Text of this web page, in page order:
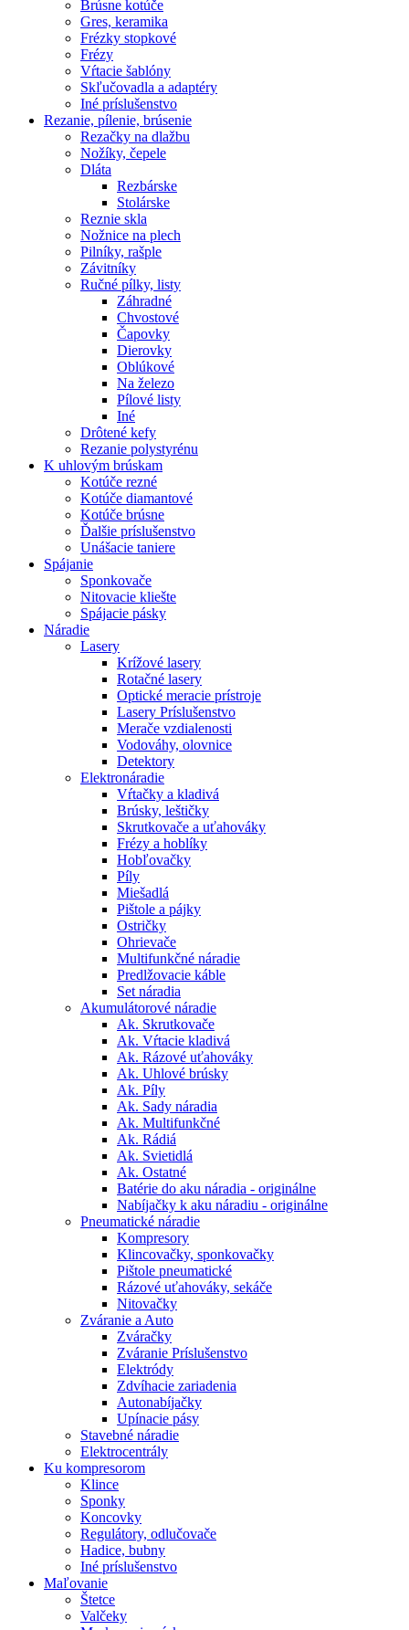
Brúsne kotúče
Gres, keramika
Frézky stopkové
Frézy
Vŕtacie šablóny
Skľučovadla a adaptéry
Iné príslušenstvo
Rezanie, pílenie, brúsenie
Rezačky na dlažbu
Nožíky, čepele
Dláta
Rezbárske
Stolárske
Reznie skla
Nožnice na plech
Pilníky, rašple
Závitníky
Ručné pílky, listy
Záhradné
Chvostové
Čapovky
Dierovky
Oblúkové
Na železo
Pílové listy
Iné
Drôtené kefy
Rezanie polystyrénu
K uhlovým brúskam
Kotúče rezné
Kotúče diamantové
Kotúče brúsne
Ďalšie príslušenstvo
Unášacie taniere
Spájanie
Sponkovače
Nitovacie kliešte
Spájacie pásky
Náradie
Lasery
Krížové lasery
Rotačné lasery
Optické meracie prístroje
Lasery Príslušenstvo
Merače vzdialenosti
Vodováhy, olovnice
Detektory
Elektronáradie
Vŕtačky a kladivá
Brúsky, leštičky
Skrutkovače a uťahováky
Frézy a hoblíky
Hobľovačky
Píly
Miešadlá
Pištole a pájky
Ostričky
Ohrievače
Multifunkčné náradie
Predlžovacie káble
Set náradia
Akumulátorové náradie
Ak. Skrutkovače
Ak. Vŕtacie kladivá
Ak. Rázové uťahováky
Ak. Uhlové brúsky
Ak. Píly
Ak. Sady náradia
Ak. Multifunkčné
Ak. Rádiá
Ak. Svietidlá
Ak. Ostatné
Batérie do aku náradia - originálne
Nabíjačky k aku náradiu - originálne
Pneumatické náradie
Kompresory
Klincovačky, sponkovačky
Pištole pneumatické
Rázové uťahováky, sekáče
Nitovačky
Zváranie a Auto
Zváračky
Zváranie Príslušenstvo
Elektródy
Zdvíhacie zariadenia
Autonabíjačky
Upínacie pásy
Stavebné náradie
Elektrocentrály
Ku kompresorom
Klince
Sponky
Koncovky
Regulátory, odlučovače
Hadice, bubny
Iné príslušenstvo
Maľovanie
Štetce
Valčeky